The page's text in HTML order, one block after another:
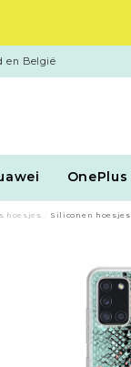
en België
OnePlus
hoesjes Siliconen hoesjes